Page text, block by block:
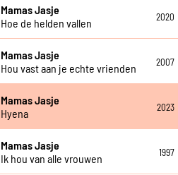
Mamas Jasje
Hoe de helden vallen
2020
Mamas Jasje
Hou vast aan je echte vrienden
2007
Mamas Jasje
Hyena
2023
Mamas Jasje
Ik hou van alle vrouwen
1997